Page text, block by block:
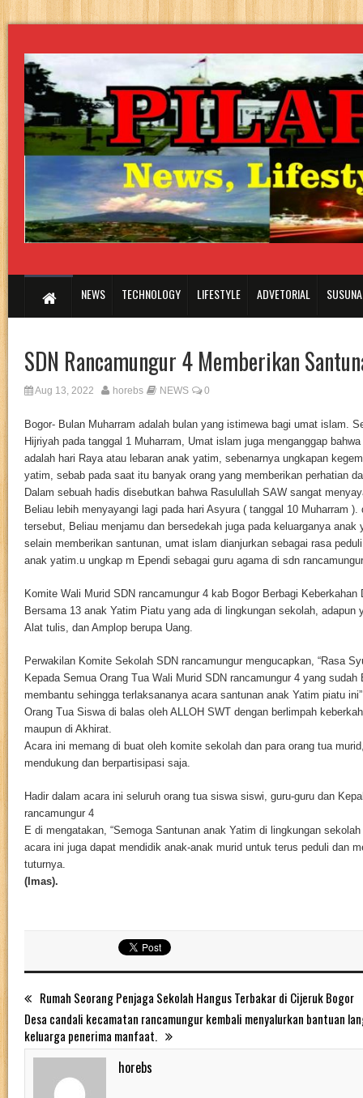
NEWS TECHNOLOGY LIFESTYLE ADVETORIAL
SDN Rancamungur 4 Memberikan
Aug 13, 2022 horebs NEWS 0
Bogor- Bulan Muharram adalah bulan yang istimewa bagi umat islam.
Hijriyah pada tanggal 1 Muharram, Umat islam juga menganggap
adalah hari Raya atau lebaran anak yatim, sebenarnya ungkapan
yatim, sebab pada saat itu banyak orang yang memberikan perhatian
Dalam sebuah hadis disebutkan bahwa Rasulullah SAW sangat
Beliau lebih menyayangi lagi pada hari Asyura ( tanggal 10 Muharram ).
tersebut, Beliau menjamu dan bersedekah juga pada keluarganya anak
selain memberikan santunan, umat islam dianjurkan sebagai rasa
anak yatim.u ungkap m Ependi sebagai guru agama di sdn
Komite Wali Murid SDN rancamungur 4 kab Bogor Berbagi Keberkahan
Bersama 13 anak Yatim Piatu yang ada di lingkungan sekolah, adapun
Alat tulis, dan Amplop berupa Uang.
Perwakilan Komite Sekolah SDN rancamungur mengucapkan, “Rasa
Kepada Semua Orang Tua Wali Murid SDN rancamungur 4 yang sudah
membantu sehingga terlaksananya acara santunan anak Yatim piatu
Orang Tua Siswa di balas oleh ALLOH SWT dengan berlimpah
maupun di Akhirat.
Acara ini memang di buat oleh komite sekolah dan para orang tua
mendukung dan berpartisipasi saja.
Hadir dalam acara ini seluruh orang tua siswa siswi, guru-guru dan
rancamungur 4
E di mengatakan, “Semoga Santunan anak Yatim di lingkungan
acara ini juga dapat mendidik anak-anak murid untuk terus peduli dan
tuturnya.
(Imas).
Rumah Seorang Penjaga Sekolah Hangus Terbakar di Cijeruk Bogor
Desa candali kecamatan rancamungur kembali menyalurkan bantuan
keluarga penerima manfaat.
horebs